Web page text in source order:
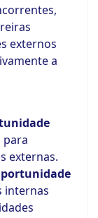
externos
a
para
externas.
internas